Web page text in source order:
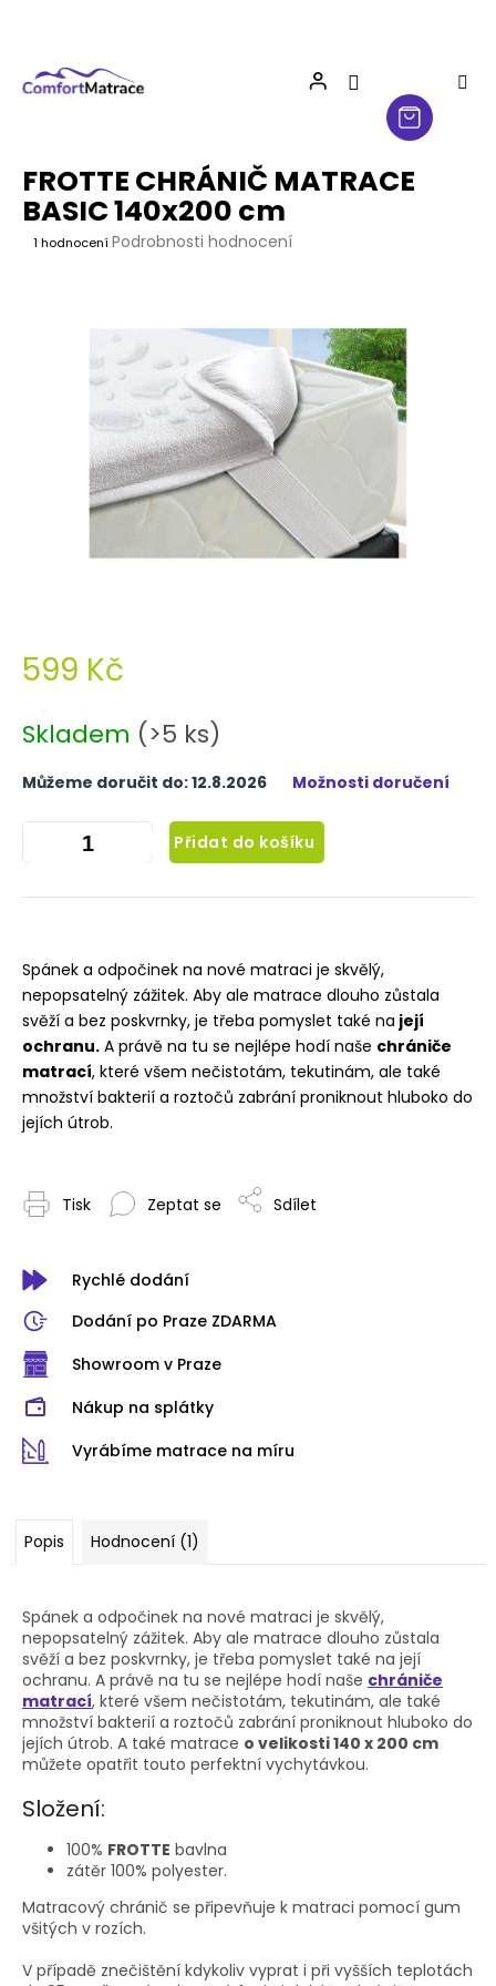
FROTTE CHRÁNIČ MATRACE
BASIC 140x200 cm
Průměrné
hvězdiček.
1 hodnoceníPodrobnosti hodnocení
599 Kč
cena:
Skladem (>5 ks)
Můžeme doručit do:12.8.2026 Možnosti doručení
Přidat do košíku
Spánek a odpočinek na nové matraci je skvělý,
nepopsatelný zážitek. Aby ale matrace dlouho zůstala
svěží a bez poskvrnky, je třeba pomyslet také na její
ochranu. A právě na tu se nejlépe hodí naše chrániče
matrací, které všem nečistotám, tekutinám, ale také
množství bakterií a roztočů zabrání proniknout hluboko do
jejích útrob.
Tisk Zeptat se Sdílet
Rychlé dodání
Dodání po Praze ZDARMA
Showroom v Praze
Nákup na splátky
Vyrábíme matrace na míru
Popis Hodnocení (1)
Spánek a odpočinek na nové matraci je skvělý,
nepopsatelný zážitek. Aby ale matrace dlouho zůstala
svěží a bez poskvrnky, je třeba pomyslet také na její
ochranu. A právě na tu se nejlépe hodí naše chrániče
matrací, které všem nečistotám, tekutinám, ale také
množství bakterií a roztočů zabrání proniknout hluboko do
jejích útrob. A také matrace o velikosti 140 x 200 cm
můžete opatřit touto perfektní vychytávkou.
Složení:
100% FROTTE bavlna
zátěr 100% polyester.
Matracový chránič se připevňuje k matraci pomocí gum
všitých v rozích.
V případě znečištění kdykoliv vyprat i při vyšších teplotách